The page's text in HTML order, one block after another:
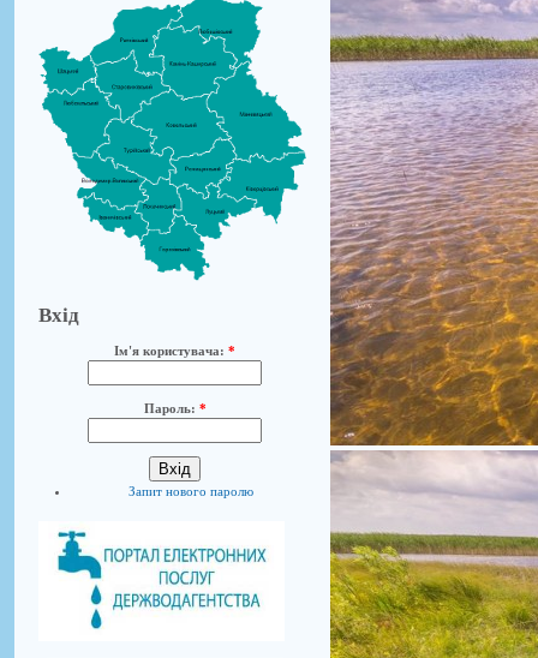
Вхід
Ім'я користувача: *
Пароль: *
Запит нового паролю